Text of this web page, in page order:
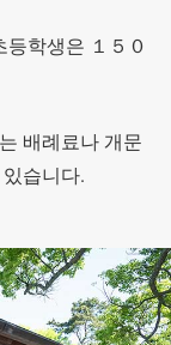
학생은 １５０
배례료나 개문
습니다.